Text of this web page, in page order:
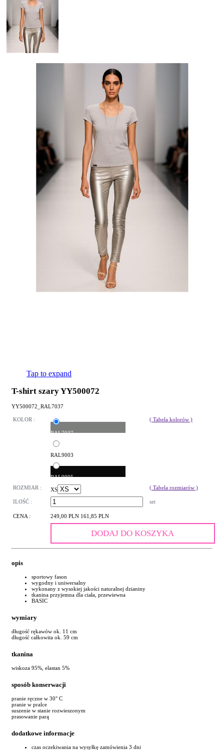
Tap to expand
T-shirt szary YY500072
YY500072_RAL7037
KOLOR :
RAL7037
RAL9003
RAL9005
( Tabela kolorów )
ROZMIAR : XS ( Tabela rozmiarów )
ILOŚĆ : szt
CENA : 249,00 PLN 161,85 PLN
DODAJ DO KOSZYKA
opis
sportowy fason
wygodny i uniwersalny
wykonany z wysokiej jakości naturalnej dzianiny
tkanina przyjemna dla ciała, przewiewna
BASIC
wymiary
długość rękawów ok. 11 cm
długość całkowita ok. 59 cm
tkanina
wiskoza 95%, elastan 5%
sposób konserwacji
pranie ręczne w 30° C
pranie w pralce
suszenie w stanie rozwieszonym
prasowanie parą
dodatkowe informacje
czas oczekiwania na wysyłkę zamówienia 3 dni